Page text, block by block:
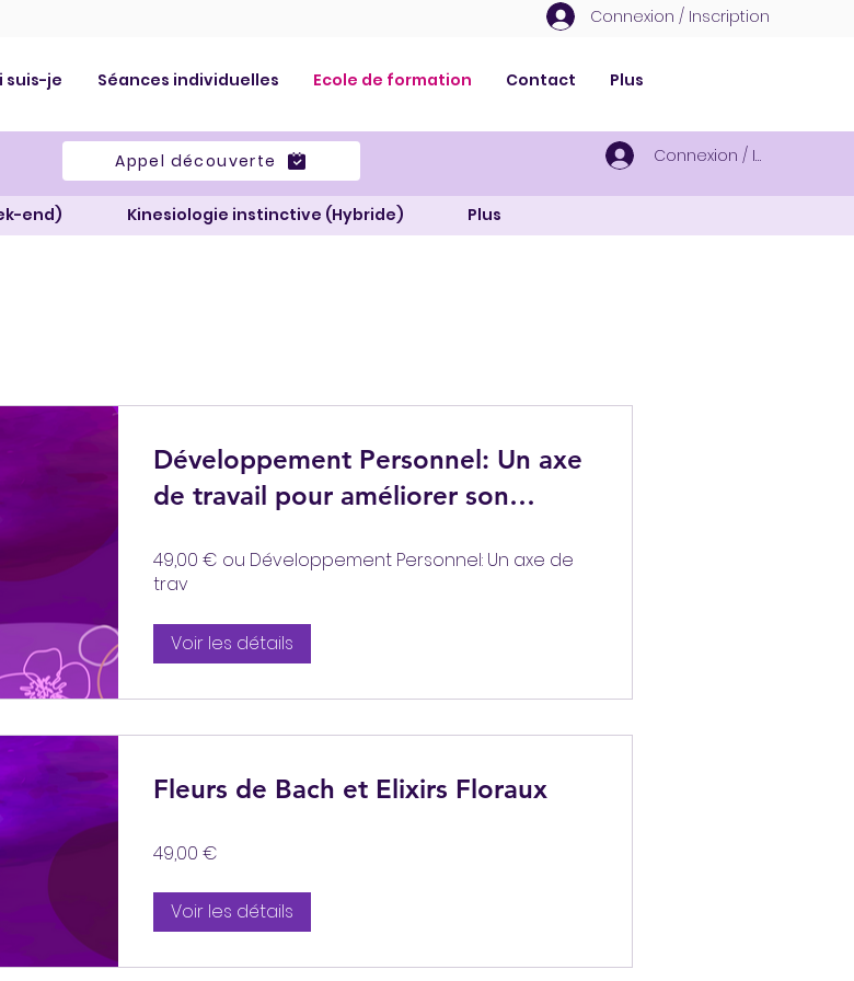
Connexion / Inscription
suis-je Séances individuelles Ecole de formation Contact Plus
Appel découverte Connexion / Inscription
end) Kinesiologie instinctive (Hybride) Plus
Développement Personnel: Un axe
de travail pour améliorer son
49,00 € ou Développement Personnel: Un axe de
trav
Voir les détails
Fleurs de Bach et Elixirs Floraux
49,00 €
Voir les détails